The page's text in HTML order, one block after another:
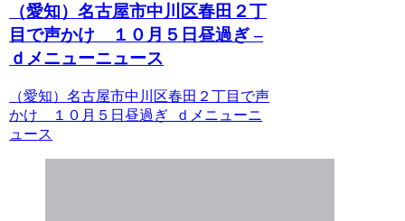
（愛知）名古屋市中川区春田２丁
目で声かけ １０月５日昼過ぎ –
ｄメニューニュース
（愛知）名古屋市中川区春田２丁目で声
かけ １０月５日昼過ぎ ｄメニューニ
ュース